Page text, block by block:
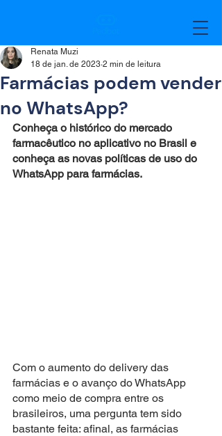
Farmácias podem vender
no WhatsApp?
Renata Muzi
18 de jan. de 2023 2 min de leitura
Conheça o histórico do mercado
farmacêutico no aplicativo no Brasil e
conheça as novas políticas de uso do
WhatsApp para farmácias.
Com o aumento do delivery das
farmácias e o avanço do WhatsApp
como meio de compra entre os
brasileiros, uma pergunta tem sido
bastante feita: afinal, as farmácias